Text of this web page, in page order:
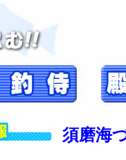
須磨海